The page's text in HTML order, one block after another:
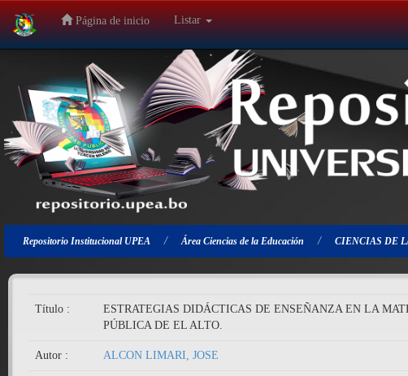
Salir
navegación
Página de inicio Listar
Repositorio Institucional UPEA Área Ciencias de la Educación CIENCIAS DE
Título :
ESTRATEGIAS DIDÁCTICAS DE ENSEÑANZA EN LA
PÚBLICA DE EL ALTO.
Autor : ALCON LIMARI, JOSE